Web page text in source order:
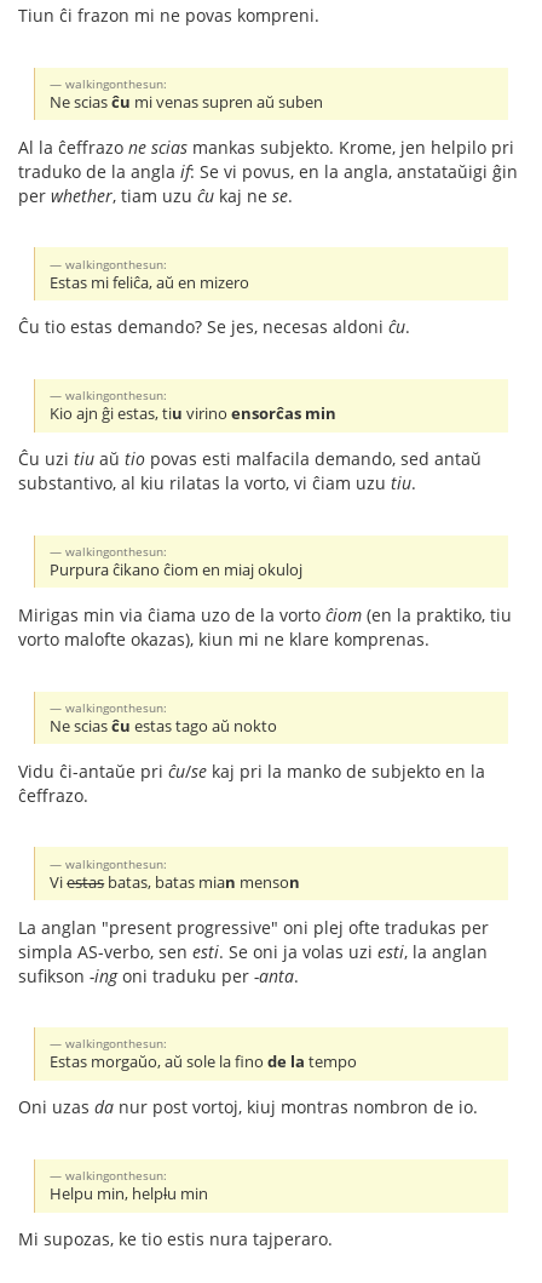
Tiun ĉi frazon mi ne povas kompreni.
walkingonthesun:
Ne sciasĉu mi venas supren aŭ suben
Al la ĉeffrazo ne scias mankas subjekto. Krome, jen helpilo pri
traduko de la angla if: Se vi povus, en la angla, anstataŭigi ĝin
per whether, tiam uzu ĉu kaj ne se.
walkingonthesun:
Estas mi feliĉa, aŭ en mizero
Ĉu tio estas demando? Se jes, necesas aldoni ĉu.
walkingonthesun:
Kio ajn ĝi estas, tiu virinoensorĉas min
Ĉu uzi tiu aŭ tio povas esti malfacila demando, sed antaŭ
substantivo, al kiu rilatas la vorto, vi ĉiam uzu tiu.
walkingonthesun:
Purpura ĉikano ĉiom en miaj okuloj
Mirigas min via ĉiama uzo de la vorto ĉiom (en la praktiko, tiu
vorto malofte okazas), kiun mi ne klare komprenas.
walkingonthesun:
Ne sciasĉu estas tago aŭ nokto
Vidu ĉi-antaŭe pri ĉu/se kaj pri la manko de subjekto en la
ĉeffrazo.
walkingonthesun:
Viestasbatas, batas mian menson
La anglan "present progressive" oni plej ofte tradukas per
simpla AS-verbo, sen esti. Se oni ja volas uzi esti, la anglan
sufikson -ingoni traduku per -anta.
walkingonthesun:
Estas morgaŭo, aŭ sole la finode la tempo
Oni uzas da nur post vortoj, kiuj montras nombron de io.
walkingonthesun:
Helpu min, helplu min
Mi supozas, ke tio estis nura tajperaro.